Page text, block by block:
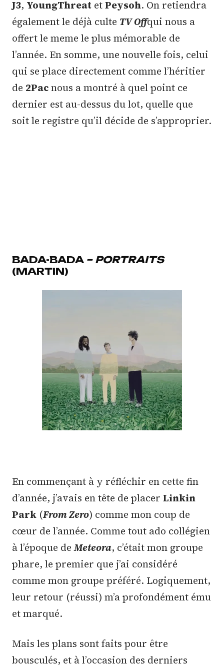
J3, YoungThreat etPeysoh. On retiendra
également le déjà culte TV Offqui nous a
offert le meme le plus mémorable de
l’année. En somme, une nouvelle fois, celui
qui se place directement comme l’héritier
de 2Pacnous a montré à quel point ce
dernier est au-dessus du lot, quelle que
soit le registre qu’il décide de s’approprier.
BADA-BADA – PORTRAITS
(MARTIN)
En commençant à y réfléchir en cette fin
d’année, j’avais en tête de placer Linkin
Park (From Zero) comme mon coup de
cœur de l’année. Comme tout ado collégien
à l’époque deMeteora, c’était mon groupe
phare, le premier que j’ai considéré
comme mon groupe préféré. Logiquement,
leur retour (réussi) m’a profondément ému
et marqué.
Mais les plans sont faits pour être
bousculés, et à l’occasion des derniers